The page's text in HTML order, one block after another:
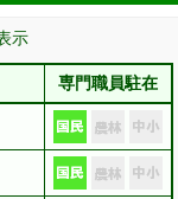
示
専門職員駐在